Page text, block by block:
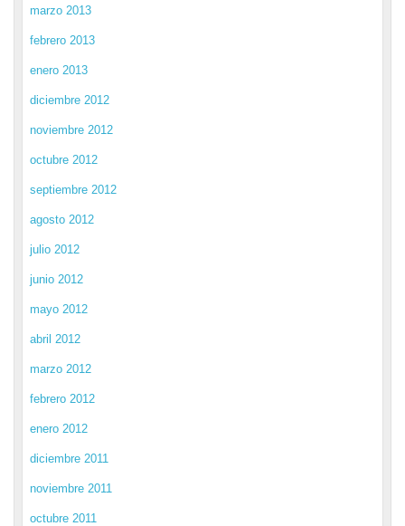
marzo 2013
febrero 2013
enero 2013
diciembre 2012
noviembre 2012
octubre 2012
septiembre 2012
agosto 2012
julio 2012
junio 2012
mayo 2012
abril 2012
marzo 2012
febrero 2012
enero 2012
diciembre 2011
noviembre 2011
octubre 2011